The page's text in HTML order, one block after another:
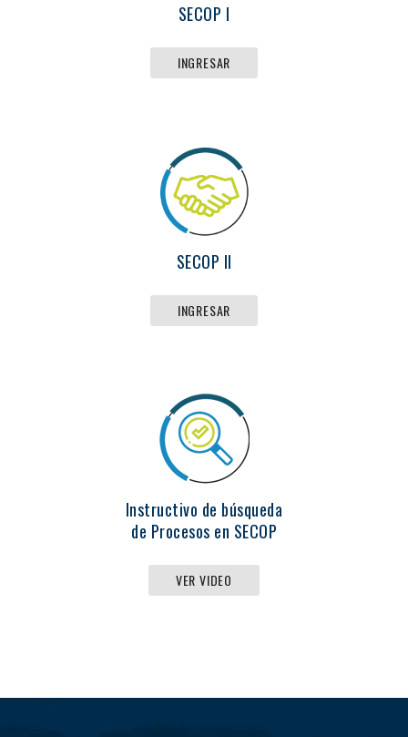
SECOP I
INGRESAR
SECOP II
INGRESAR
Instructivo de búsqueda
de Procesos en SECOP
VER VIDEO